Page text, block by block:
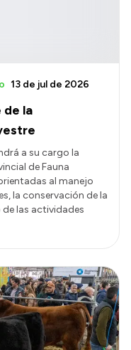
de la
13 de jul de 2026
a su cargo la
de Fauna
al manejo
la conservación de la
las actividades